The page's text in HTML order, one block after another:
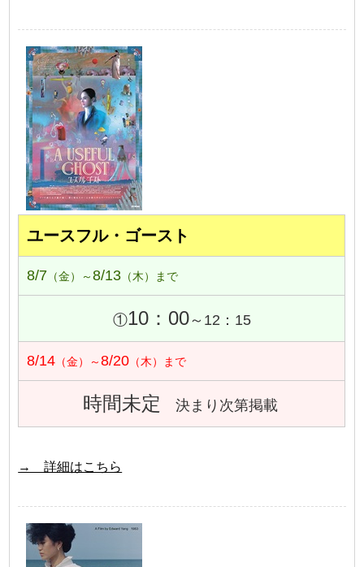
ユースフル・ゴースト
8/7 （金）～8/13 （木）まで
①10：00～12：15
8/14 （金）～8/20 （木）まで
時間未定 決まり次第掲載
→ 詳細はこちら